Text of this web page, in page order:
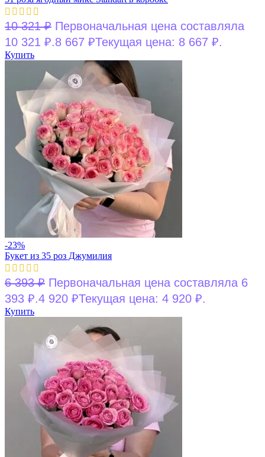
10 321₽ Первоначальная цена составляла
10 321 ₽.8 667 ₽Текущая цена: 8 667 ₽.
Купить
-23%
Букет из 35 роз Джумилия
6 393₽ Первоначальная цена составляла 6
393 ₽.4 920 ₽Текущая цена: 4 920 ₽.
Купить